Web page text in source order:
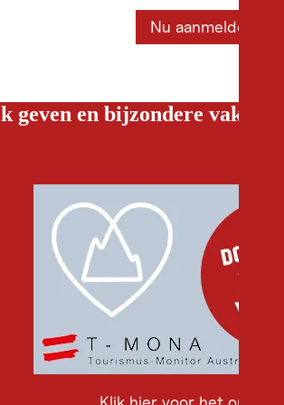
Nu aanmelden
geven en bijzondere